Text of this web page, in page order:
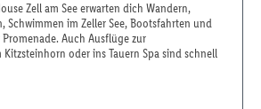
Zell am See erwarten dich Wandern,
Schwimmen im Zeller See, Bootsfahrten und
Auch Ausflüge zur
oder ins Tauern Spa sind schnell